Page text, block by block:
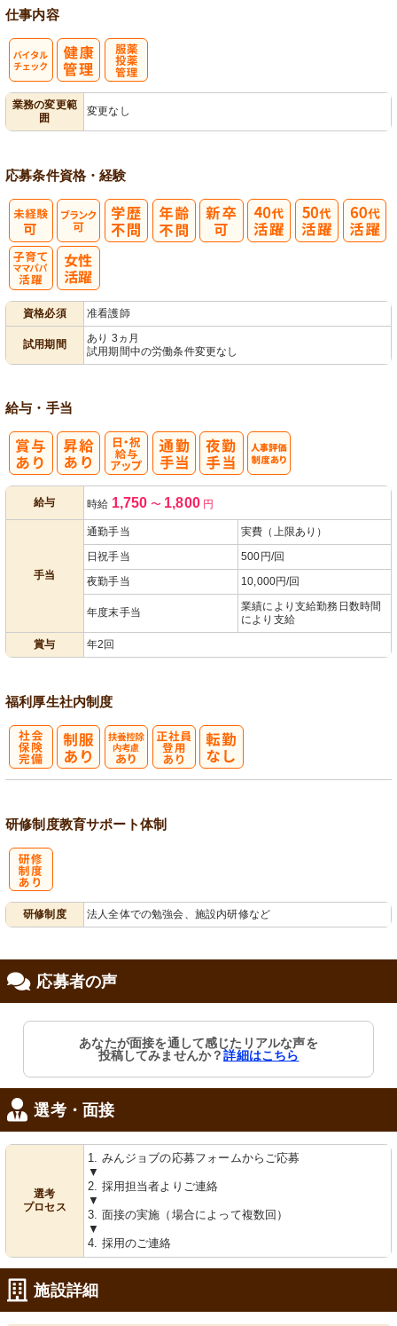
仕事内容
業務の変更範
囲
変更なし
応募条件資格・経験
資格必須 准看護師
試用期間
あり 3ヵ月
試用期間中の労働条件変更なし
給与・手当
給与 時給 1,750 〜 1,800円
手当
通勤手当
実費（上限あり）
日祝手当
500円/回
夜勤手当
10,000円/回
年度末手当
業績により支給勤務日数時間
により支給
賞与
年2回
福利厚生社内制度
研修制度教育サポート体制
研修制度 法人全体での勉強会、施設内研修など
応募者の声
あなたが面接を通して感じたリアルな声を
投稿してみませんか？詳細はこちら
選考・面接
選考
プロセス
1. みんジョブの応募フォームからご応募
▼
2. 採用担当者よりご連絡
▼
3. 面接の実施（場合によって複数回）
▼
4. 採用のご連絡
施設詳細